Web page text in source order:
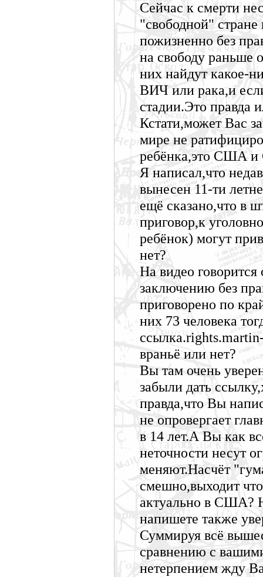
Сейчас к смерти
"свободной"
пожизненно без
на свободу раньше
них найдут какое-
ВИЧ или рака,и
стадии.Это правда
Кстати,может Вас
мире не
ребёнка,это США и
Я написал,что
вынесен 11-ти
ещё сказано,что в
приговор,к
ребёнок) могут
нет?
На видео
заключению без
приговорено по
них 73 человека
враньё или нет?
Вы там очень
забыли дать
правда,что Вы
не опровергает
в 14 лет.А Вы как
неточности несут
меняют.Насчёт
смешно,выходит
актуально в США?
напишете также
Суммируя всё
сравнению с
нетерпением жду